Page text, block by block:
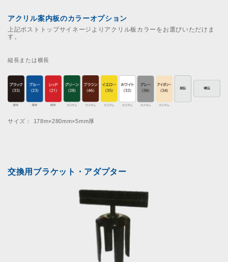
アクリル案内板のカラーオプション
上記ポストトップサイネージよりアクリル板カラーをお選びいただけま
す。
縦長または横長
サイズ： 178m×280mm×5mm厚
交換用ブラケット・アダプター